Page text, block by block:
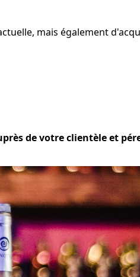
mais également
de votre clientèle et